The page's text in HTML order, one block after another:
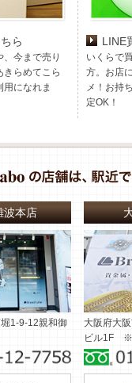
ら
、今まで売り
きらめてこら
になれま
LINE
いくらで
方。お店
メ！お持
定OK！
波本店
1-9-12親和御
大阪府大
ビル1F ※